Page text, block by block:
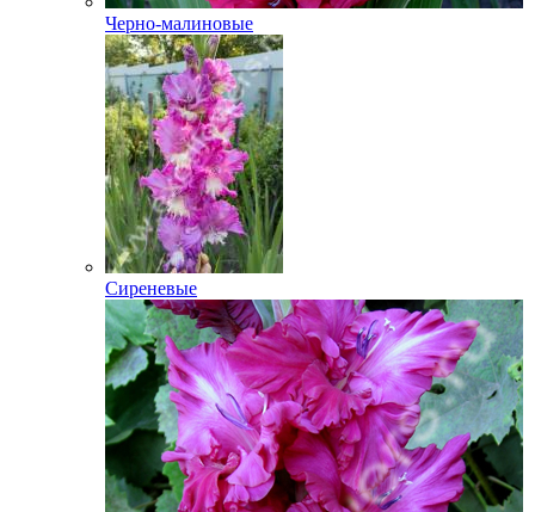
Черно-малиновые
Сиреневые